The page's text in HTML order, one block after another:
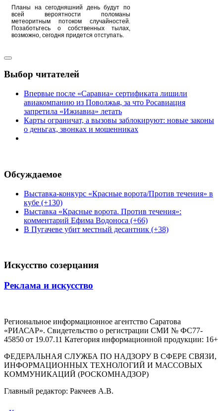
Планы на сегодняшний день будут по
всей вероятности поломаны
метеоритным потоком случайностей.
Позаботьтесь о собственных тылах,
возможно, сегодня придется отступать.
Выбор читателей
Впервые после «Саравиа» сертификата лишили
авиакомпанию из Поволжья, за что Росавиация
запретила «Ижиавиа» летать
Карты ограничат, а вызовы заблокируют: новые законы
о деньгах, звонках и мошенниках
Обсуждаемое
Выставка-конкурс «Красные ворота/Против течения» в
кубе (+130)
Выставка «Красные ворота. Против течения»:
комментарий Ефима Водоноса (+66)
В Пугачеве убит местный десантник (+38)
Искусство созерцания
Реклама и искусство
Региональное информационное агентство Саратова
«РИАСАР». Свидетельство о регистрации СМИ № ФС77-
45850 от 19.07.11 Категория информационной продукции: 16+
ФЕДЕРАЛЬНАЯ СЛУЖБА ПО НАДЗОРУ В СФЕРЕ СВЯЗИ,
ИНФОРМАЦИОННЫХ ТЕХНОЛОГИЙ И МАССОВЫХ
КОММУНИКАЦИЙ (РОСКОМНАДЗОР)
Главный редактор: Ракчеев А.В.